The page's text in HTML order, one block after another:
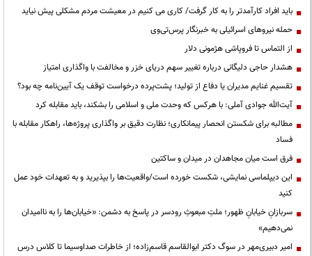
باید افراد کارآمدتر را به کار گرفت/ کاری می کنیم در معیشت مردم مشکلی پیش نیاید
حمله نیروهای اسرائیلی به خبرنگار پرس‌تی‌وی
از التماس تا فروپاشی هژمونی دلار
هشدار حاجی دلیگانی درباره تغییر سهم دریای خزر و مخالفت با واگذاری امتیاز
تقسیم غنایم مدیران یا دفاع از تولید؛ پشت‌پرده درخواست توقف یک آیین‌نامه چه بود؟
آیت‌الله جوادی آملی: با هرکس که وحدت ملی و اسلامی را بشکند، باید مقابله کرد
مطالبه برای شکستن انحصار پیمانکاری؛ نظارت دقیق بر واگذاری پروژه‌ها، راهکار مقابله با
فساد
فرق است میان مجاهدان در میدان و ساکتین
این دیپلماسی نمایشی، شکست خورده است/واقعیت‌ها را بپذیرید و به تعهدات خود عمل
کنید
سربازانِ خیابانِ ظهور؛ ملتِ مبعوثِ رودسر در پاسخ به دشمن: «خیابان‌ها را به ناامیدان
نمی‌دهیم»
امیر دبیری‌مهر در سوگ دکتر ابوالقاسم قاسم‌زاده؛ از خاطرات صداوسیما تا کلاس درس